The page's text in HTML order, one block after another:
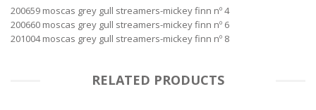
200659 moscas grey gull streamers-mickey finn nº 4
200660 moscas grey gull streamers-mickey finn nº 6
201004 moscas grey gull streamers-mickey finn nº 8
RELATED PRODUCTS